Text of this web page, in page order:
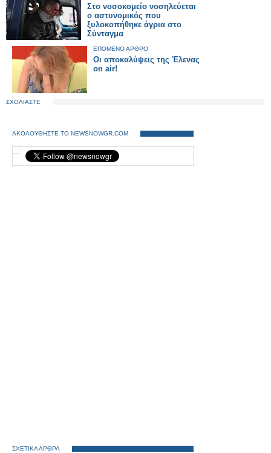
Στο νοσοκομείο νοσηλεύεται
ο αστυνομικός που
ξυλοκοπήθηκε άγρια στο
Σύνταγμα
ΕΠΟΜΕΝΟ ΑΡΘΡΟ
Οι αποκαλύψεις της Έλενας
on air!
ΣΧΟΛΙΑΣΤΕ
ΑΚΟΛΟΥΘΗΣΤΕ ΤΟ NEWSNOWGR.COM
ΣΧΕΤΙΚΑ ΑΡΘΡΑ